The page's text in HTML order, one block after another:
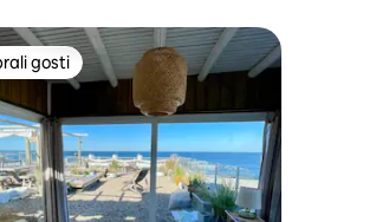
gosti
gosti